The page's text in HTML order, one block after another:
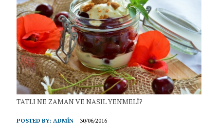
TATLI NE ZAMAN VE NASIL YENMELİ?
POSTED BY: ADMIN 30/06/2016